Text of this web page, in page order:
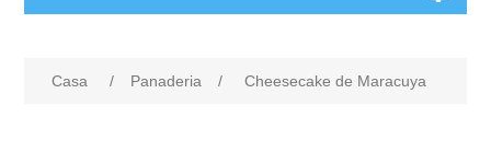
Casa / Panaderia / Cheesecake de Maracuya